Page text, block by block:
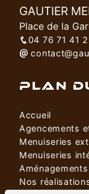
GAUTIER
Place de la
04 76 71 41
PLAN
Accueil
Agencements
Menuiseries
Menuiseries
Nos